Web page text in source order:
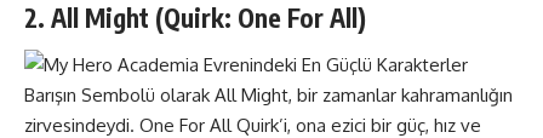
2. All Might (Quirk: One For All)
Barışın Sembolü olarak All Might, bir zamanlar kahramanlığın
zirvesindeydi. One For All Quirk’i, ona ezici bir güç, hız ve